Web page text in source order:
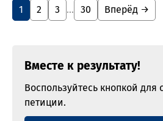
1 2 3 … 30 Вперёд →
Вместе к результату!
Воспользуйтесь кнопкой для
петиции.